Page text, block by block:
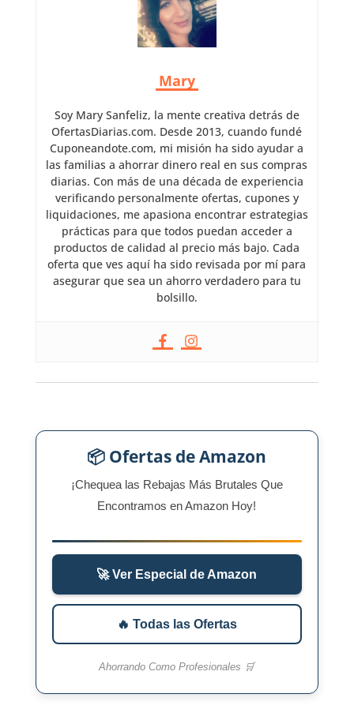
Mary
Soy Mary Sanfeliz, la mente creativa detrás de
OfertasDiarias.com. Desde 2013, cuando fundé
Cuponeandote.com, mi misión ha sido ayudar a
las familias a ahorrar dinero real en sus compras
diarias. Con más de una década de experiencia
verificando personalmente ofertas, cupones y
liquidaciones, me apasiona encontrar estrategias
prácticas para que todos puedan acceder a
productos de calidad al precio más bajo. Cada
oferta que ves aquí ha sido revisada por mí para
asegurar que sea un ahorro verdadero para tu
bolsillo.
📦 Ofertas de Amazon
¡Chequea las Rebajas Más Brutales Que
Encontramos en Amazon Hoy!
🚀 Ver Especial de Amazon
🔥 Todas las Ofertas
Ahorrando Como Profesionales 🛒